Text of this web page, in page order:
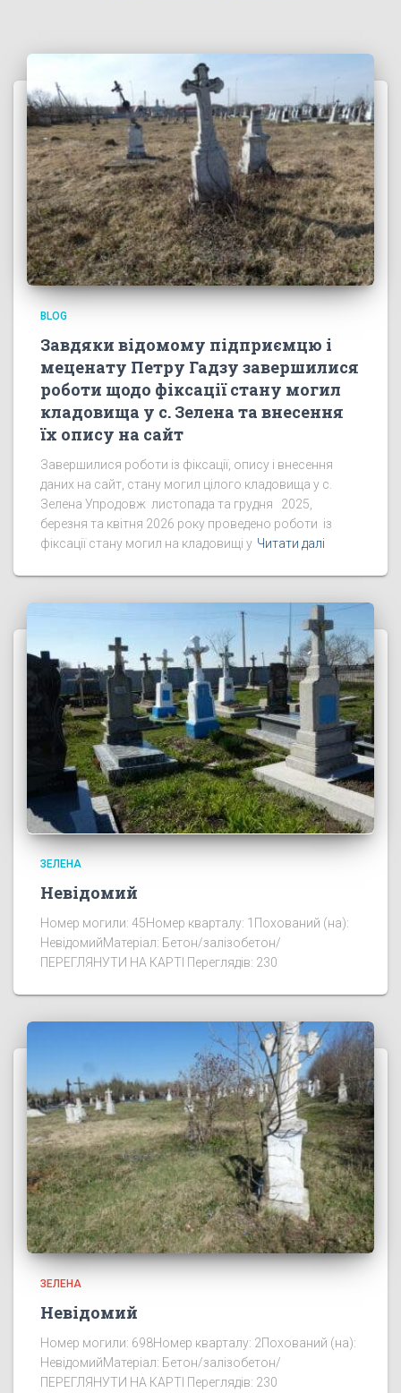
BLOG
Завдяки відомому підприємцю і
меценату Петру Гадзу завершилися
роботи щодо фіксації стану могил
кладовища у с. Зелена та внесення
їх опису на сайт
Завершилися роботи із фіксації, опису і внесення
даних на сайт, стану могил цілого кладовища у с.
Зелена Упродовж листопада та грудня 2025,
березня та квітня 2026 року проведено роботи із
фіксації стану могил на кладовищі у Читати далі
ЗЕЛЕНА
Невідомий
Номер могили: 45Номер кварталу: 1Похований (на):
НевідомийМатеріал: Бетон/залізобетон/
ПЕРЕГЛЯНУТИ НА КАРТІ Переглядів: 230
ЗЕЛЕНА
Невідомий
Номер могили: 698Номер кварталу: 2Похований (на):
НевідомийМатеріал: Бетон/залізобетон/
ПЕРЕГЛЯНУТИ НА КАРТІ Переглядів: 230